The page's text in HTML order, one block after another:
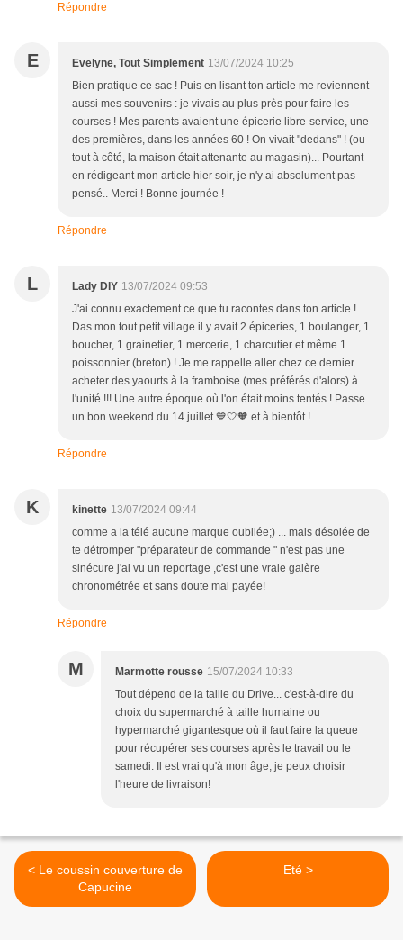
Répondre
E Evelyne, Tout Simplement 13/07/2024 10:25
Bien pratique ce sac ! Puis en lisant ton article me reviennent
aussi mes souvenirs : je vivais au plus près pour faire les
courses ! Mes parents avaient une épicerie libre-service, une
des premières, dans les années 60 ! On vivait "dedans" ! (ou
tout à côté, la maison était attenante au magasin)... Pourtant
en rédigeant mon article hier soir, je n'y ai absolument pas
pensé.. Merci ! Bonne journée !
Répondre
L Lady DIY 13/07/2024 09:53
J'ai connu exactement ce que tu racontes dans ton article !
Das mon tout petit village il y avait 2 épiceries, 1 boulanger, 1
boucher, 1 grainetier, 1 mercerie, 1 charcutier et même 1
poissonnier (breton) ! Je me rappelle aller chez ce dernier
acheter des yaourts à la framboise (mes préférés d'alors) à
l'unité !!! Une autre époque où l'on était moins tentés ! Passe
un bon weekend du 14 juillet 💙🤍🧡 et à bientôt !
Répondre
K kinette 13/07/2024 09:44
comme a la télé aucune marque oubliée;) ... mais désolée de
te détromper "préparateur de commande " n'est pas une
sinécure j'ai vu un reportage ,c'est une vraie galère
chronométrée et sans doute mal payée!
Répondre
M Marmotte rousse 15/07/2024 10:33
Tout dépend de la taille du Drive... c'est-à-dire du
choix du supermarché à taille humaine ou
hypermarché gigantesque où il faut faire la queue
pour récupérer ses courses après le travail ou le
samedi. Il est vrai qu'à mon âge, je peux choisir
l'heure de livraison!
< Le coussin couverture de
Capucine
Eté >